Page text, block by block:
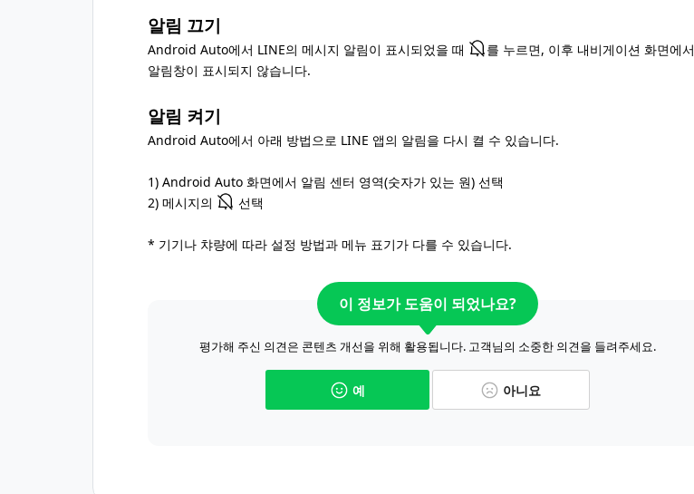
알림 끄기
Android Auto에서 LINE의 메시지 알림이 표시되었을 때
를 누르면, 이후 내비게이션 화면에서
알림창이 표시되지 않습니다.
알림 켜기
Android Auto에서 아래 방법으로 LINE 앱의 알림을 다시 켤 수 있습니다.
1) Android Auto 화면에서 알림 센터 영역(숫자가 있는 원) 선택
2) 메시지의
선택
* 기기나 챠량에 따라 설정 방법과 메뉴 표기가 다를 수 있습니다.
이 정보가 도움이 되었나요?
평가해 주신 의견은 콘텐츠 개선을 위해 활용됩니다. 고객님의 소중한 의견을 들려주세요.
예 아니요